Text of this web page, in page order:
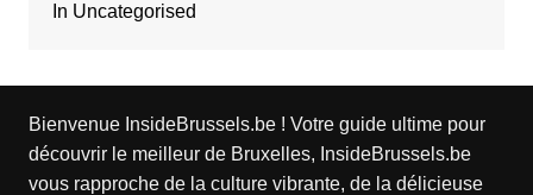
In Uncategorised
Bienvenue InsideBrussels.be ! Votre guide ultime pour
découvrir le meilleur de Bruxelles, InsideBrussels.be
vous rapproche de la culture vibrante, de la délicieuse